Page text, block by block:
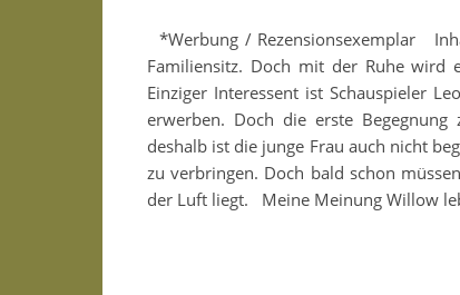
*Werbung / Rezensionsexemplar
Familiensitz. Doch mit der Ruhe wird
Einziger Interessent ist Schauspieler
erwerben. Doch die erste
deshalb ist die junge Frau auch nicht
zu verbringen. Doch bald schon
der Luft liegt. Meine Meinung Willow